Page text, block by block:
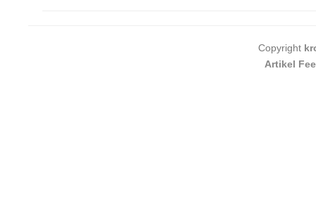
Copyright
Artikel